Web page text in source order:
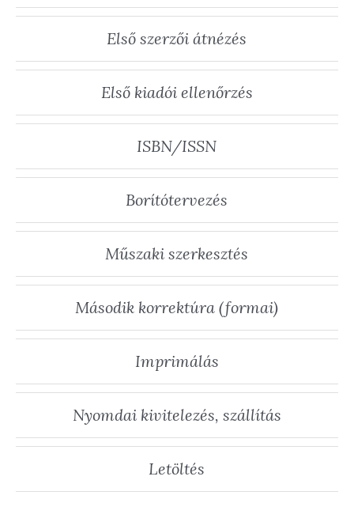
Első szerzői átnézés
Első kiadói ellenőrzés
ISBN/ISSN
Borítótervezés
Műszaki szerkesztés
Második korrektúra (formai)
Imprimálás
Nyomdai kivitelezés, szállítás
Letöltés